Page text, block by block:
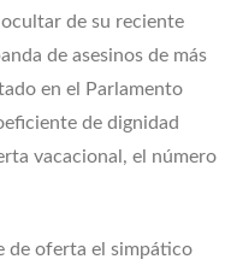
de su reciente
de asesinos de más
en el Parlamento
de dignidad
vacacional, el número
de oferta el simpático